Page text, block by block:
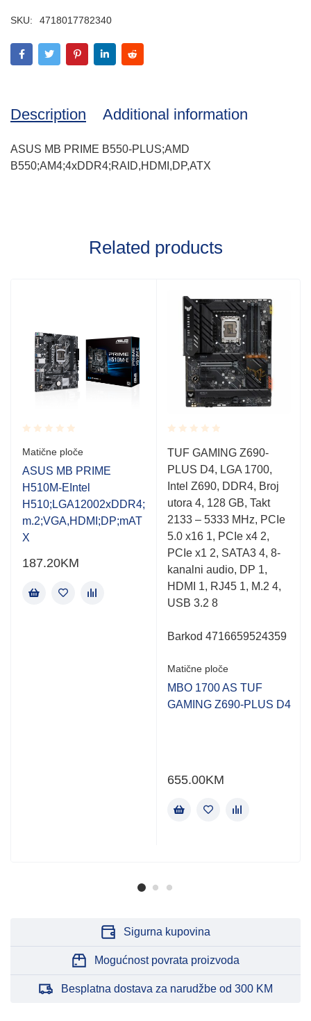
SKU: 4718017782340
Description Additional information
ASUS MB PRIME B550-PLUS;AMD
B550;AM4;4xDDR4;RAID,HDMI,DP,ATX
Related products
Rated
0.001
out
of
5
Matične ploče
ASUS MB PRIME
H510M-EIntel
H510;LGA12002xDDR4;
m.2;VGA,HDMI;DP;mAT
X
187.20KM
Rated
0.001
out
of
5
TUF GAMING Z690-
PLUS D4, LGA 1700,
Intel Z690, DDR4, Broj
utora 4, 128 GB, Takt
2133 – 5333 MHz, PCIe
5.0 x16 1, PCIe x4 2,
PCIe x1 2, SATA3 4, 8-
kanalni audio, DP 1,
HDMI 1, RJ45 1, M.2 4,
USB 3.2 8
Barkod 4716659524359
Matične ploče
MBO 1700 AS TUF
GAMING Z690-PLUS D4
655.00KM
Sigurna kupovina
Mogućnost povrata proizvoda
Besplatna dostava za narudžbe od 300 KM